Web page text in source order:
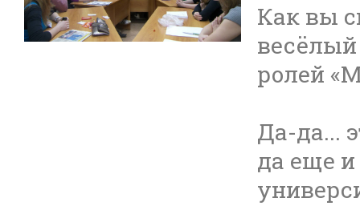
Как вы
весёлый
ролей
Да-да...
да еще и